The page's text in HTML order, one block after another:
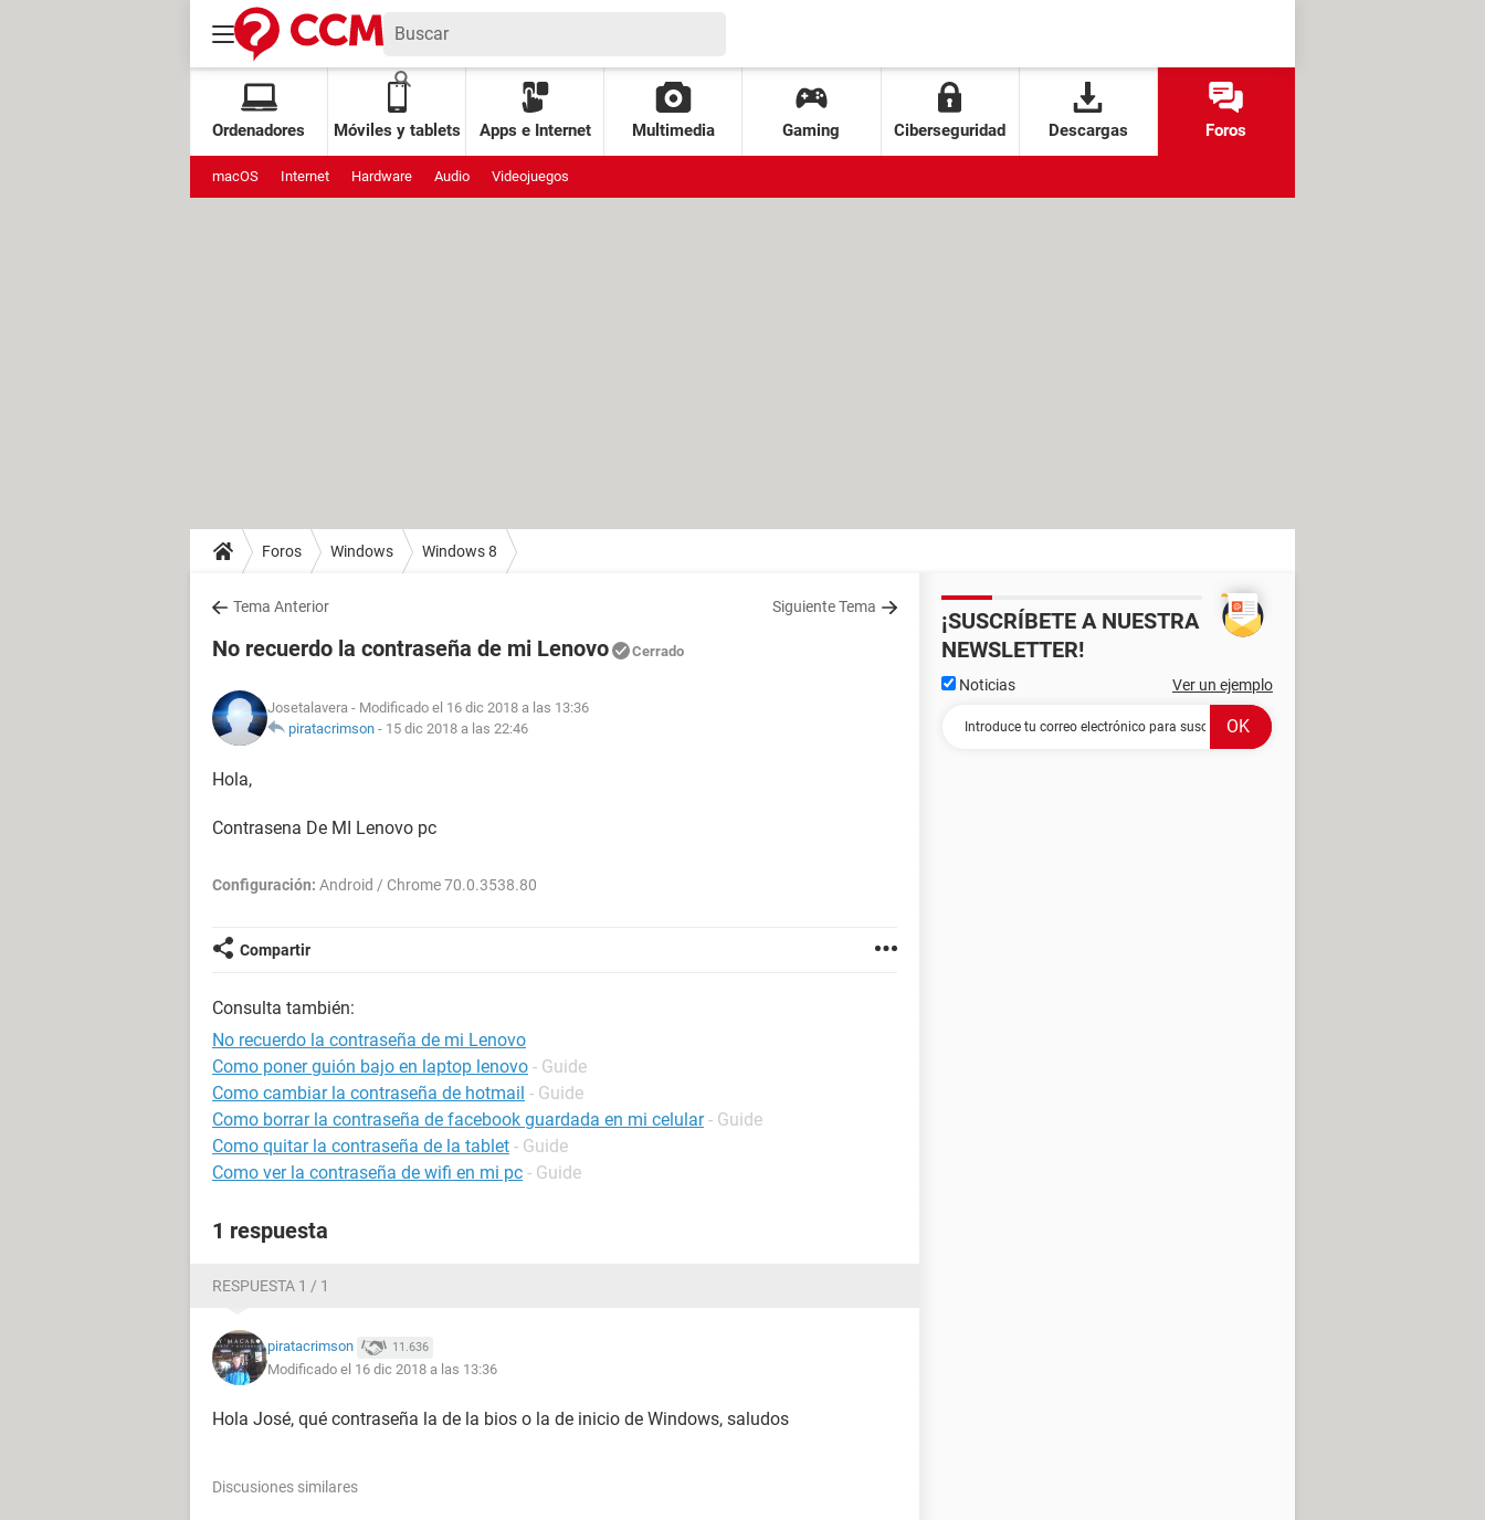
Ordenadores Móviles y tablets Apps e Internet Multimedia Gaming Ciberseguridad Descargas Foros
macOS Internet Hardware Audio Videojuegos
Foros Windows Windows 8
Tema Anterior Siguiente Tema
No recuerdo la contraseña de mi Lenovo Cerrado
Josetalavera - Modificado el 16 dic 2018 a las 13:36
piratacrimson - 15 dic 2018 a las 22:46
Hola,
Contrasena De MI Lenovo pc
Configuración: Android / Chrome 70.0.3538.80
Compartir
Consulta también:
No recuerdo la contraseña de mi Lenovo
Como poner guión bajo en laptop lenovo - Guide
Como cambiar la contraseña de hotmail - Guide
Como borrar la contraseña de facebook guardada en mi celular - Guide
Como quitar la contraseña de la tablet - Guide
Como ver la contraseña de wifi en mi pc - Guide
1 respuesta
RESPUESTA 1 / 1
piratacrimson 11.636
Modificado el 16 dic 2018 a las 13:36
Hola José, qué contraseña la de la bios o la de inicio de Windows, saludos
Discusiones similares
¡SUSCRÍBETE A NUESTRA
NEWSLETTER!
Noticias Ver un ejemplo